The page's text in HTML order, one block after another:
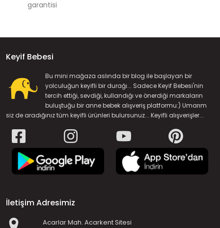
garantisi
Keyif Bebesi
Bu mini mağaza aslında bir blog ile başlayan bir
yolculuğun keyifli bir durağı... Sadece Keyif Bebesi'nin
tercih ettiği, sevdiği, kullandığı ve önerdiği markaların
buluştuğu bir anne bebek alışveriş platformu:) Umarım
siz de aradığınız tüm keyifli ürünleri bulursunuz... Keyifli alışverişler...
İletişim Adresimiz
Acarlar Mah. Acarkent Sitesi